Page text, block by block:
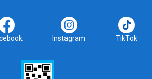
Instagram TikTok